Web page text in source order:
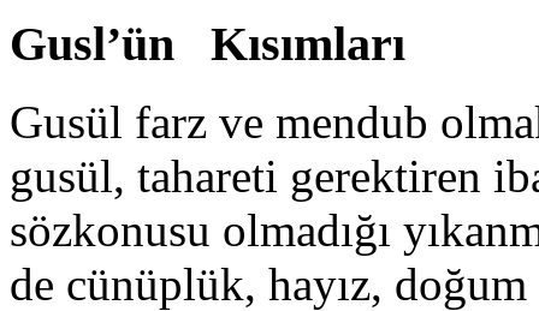
Gusl’ün Kısımları
Gusül farz ve mendub
gusül, ta­hareti gerektiren
sözkonusu olmadığı
de cünüplük, hayız,